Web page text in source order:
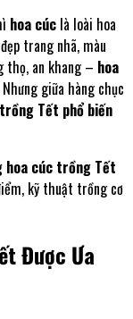
hoa cúc là loài hoa
trang nhã, màu
thọ, an khang – hoa
Nhưng giữa hàng chục
trồng Tết phổ biến
hoa cúc trồng Tết
kỹ thuật trồng cơ
Được Ưa